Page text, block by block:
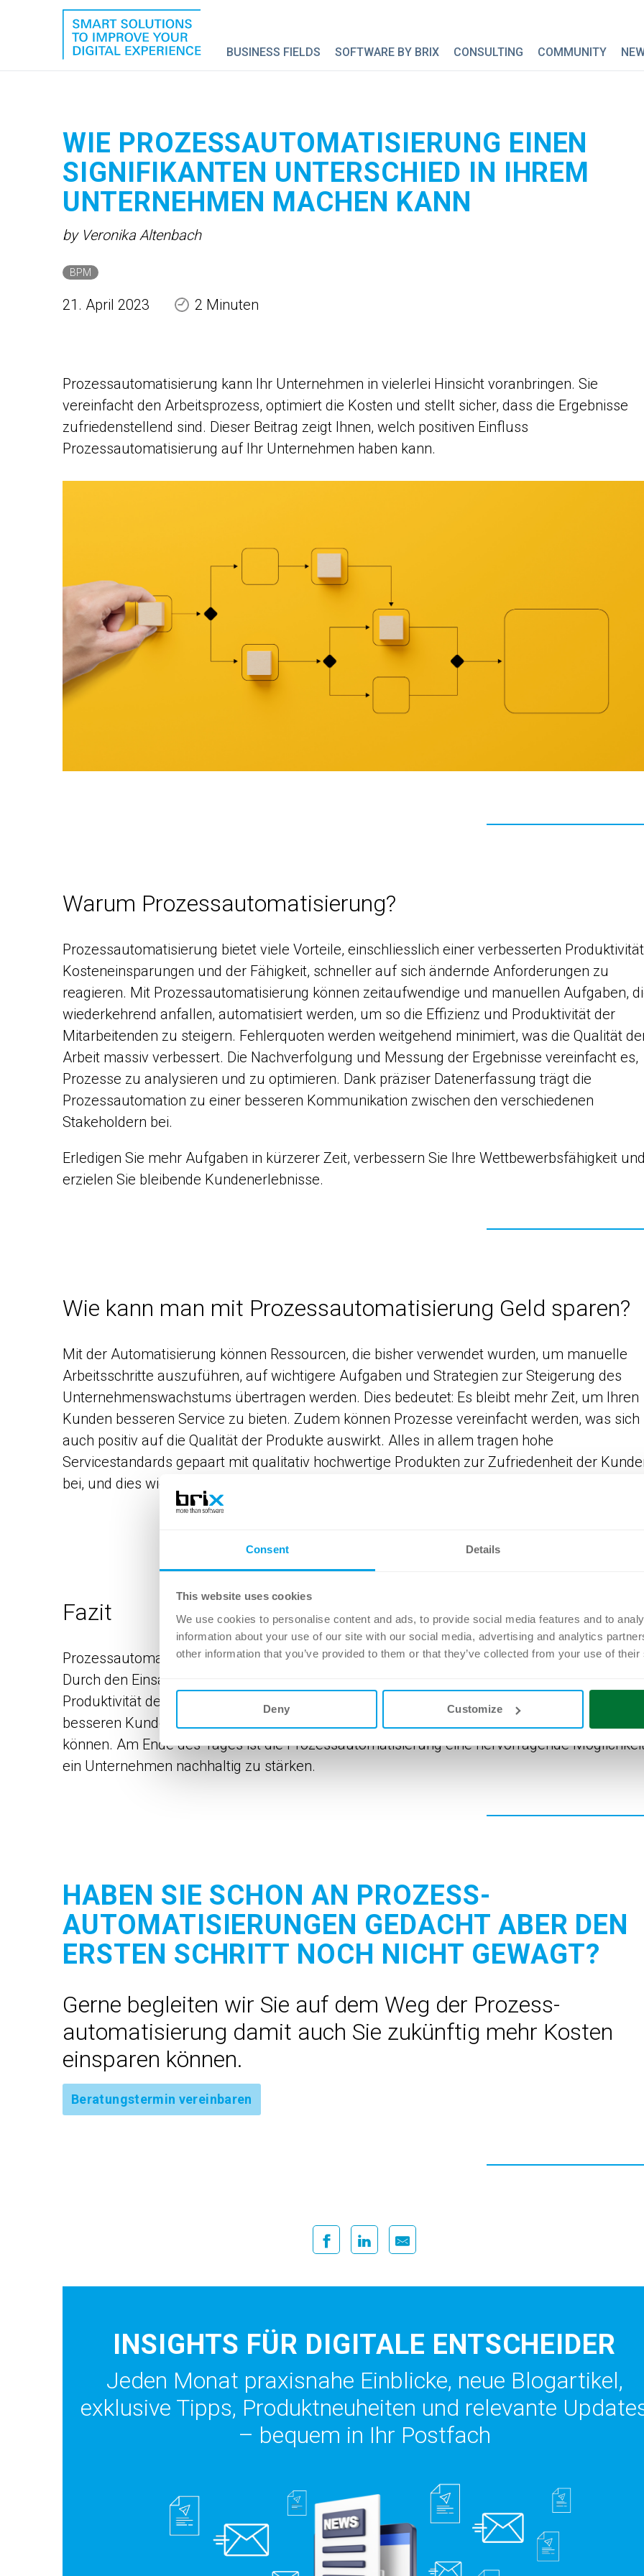
Consent Details
This website uses cookies
We use cookies to personalise content and ads, to provide social media features and to
information about your use of our site with our social media, advertising and analytics
other information that you’ve provided to them or that they’ve collected from your use of
Deny Customize
BUSINESS FIELDS SOFTWARE BY BRIX CONSULTING COMMUNITY
WIE PROZESS­AUTOMATISIERUNG EINEN
SIGNIFIKANTEN UNTERSCHIED IN IHREM
UNTERNEHMEN MACHEN KANN
by Veronika Altenbach
BPM
21. April 2023 2 Minuten
Prozessautomatisierung kann Ihr Unternehmen in vielerlei Hinsicht voranbringen. Sie
vereinfacht den Arbeitsprozess, optimiert die Kosten und stellt sicher, dass die Ergebnisse
zufriedenstellend sind. Dieser Beitrag zeigt Ihnen, welch positiven Einfluss
Prozessautomatisierung auf Ihr Unternehmen haben kann.
Warum Prozessautomatisierung?
Prozessautomatisierung bietet viele Vorteile, einschliesslich einer verbesserten
Kosteneinsparungen und der Fähigkeit, schneller auf sich ändernde Anforderungen zu
reagieren. Mit Prozessautomatisierung können zeitaufwendige und manuellen Aufgaben,
wiederkehrend anfallen, automatisiert werden, um so die Effizienz und Produktivität der
Mitarbeitenden zu steigern. Fehlerquoten werden weitgehend minimiert, was die Qualität
Arbeit massiv verbessert. Die Nachverfolgung und Messung der Ergebnisse vereinfacht es,
Prozesse zu analysieren und zu optimieren. Dank präziser Datenerfassung trägt die
Prozessautomation zu einer besseren Kommunikation zwischen den verschiedenen
Stakeholdern bei.
Erledigen Sie mehr Aufgaben in kürzerer Zeit, verbessern Sie Ihre Wettbewerbsfähigkeit
erzielen Sie bleibende Kundenerlebnisse.
Wie kann man mit Prozessautomatisierung Geld sparen?
Mit der Automatisierung können Ressourcen, die bisher verwendet wurden, um manuelle
Arbeitsschritte auszuführen, auf wichtigere Aufgaben und Strategien zur Steigerung des
Unternehmenswachstums übertragen werden. Dies bedeutet: Es bleibt mehr Zeit, um Ihren
Kunden besseren Service zu bieten. Zudem können Prozesse vereinfacht werden, was sich
auch positiv auf die Qualität der Produkte auswirkt. Alles in allem tragen hohe
Servicestandards gepaart mit qualitativ hochwertige Produkten zur Zufriedenheit der
bei, und dies wiederum steigert den Umsatz.
Fazit
Prozessautomatisierung ist ein wertvolles Werkzeug, um ein Unternehmen voranzubringen.
Durch den Einsatz von Automatisierungen können Zeit und Ressourcen gespart und damit
Produktivität deutlich erhöht werden. Alle genannten Vorteile führen letztendlich zu einem
besseren Kundenservice, da Dienstleistungen schneller und zuverlässiger erbracht werden
können. Am Ende des Tages ist die Prozessautomatisierung eine hervorragende
ein Unternehmen nachhaltig zu stärken.
HABEN SIE SCHON AN PROZESS­
AUTOMATISIERUNGEN GEDACHT ABER DEN
ERSTEN SCHRITT NOCH NICHT GEWAGT?
Gerne begleiten wir Sie auf dem Weg der Prozess­
automatisierung damit auch Sie zukünftig mehr Kosten
einsparen können.
Beratungstermin vereinbaren
INSIGHTS FÜR DIGITALE ENTSCHEIDER
Jeden Monat praxisnahe Einblicke, neue Blogartikel,
exklusive Tipps, Produktneuheiten und relevante
– bequem in Ihr Postfach